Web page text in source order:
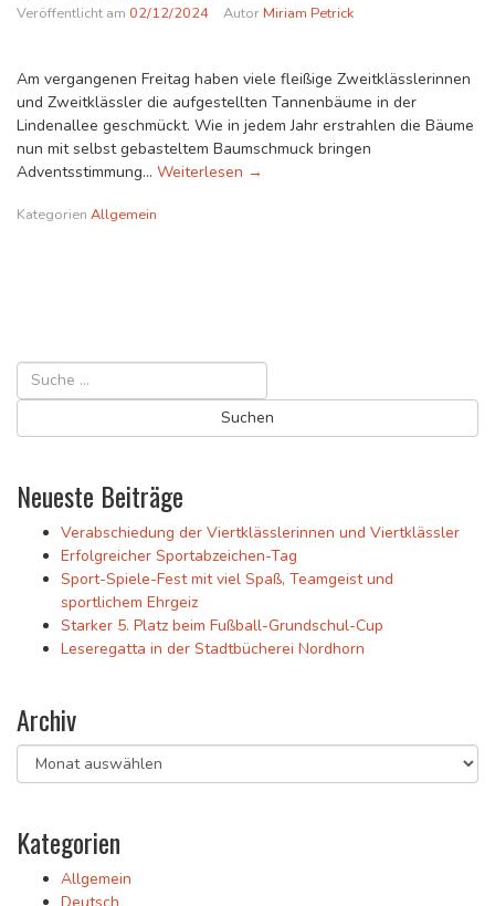
Veröffentlicht am 02/12/2024 AutorMiriam Petrick
Am vergangenen Freitag haben viele fleißige Zweitklässlerinnen
und Zweitklässler die aufgestellten Tannenbäume in der
Lindenallee geschmückt. Wie in jedem Jahr erstrahlen die Bäume
nun mit selbst gebasteltem Baumschmuck bringen
Adventsstimmung… Weiterlesen Traditionelles Baumschmücken
→
Kategorien Allgemein
Neueste Beiträge
Verabschiedung der Viertklässlerinnen und Viertklässler
Erfolgreicher Sportabzeichen-Tag
Sport-Spiele-Fest mit viel Spaß, Teamgeist und
sportlichem Ehrgeiz
Starker 5. Platz beim Fußball-Grundschul-Cup
Leseregatta in der Stadtbücherei Nordhorn
Archiv
Archiv
Kategorien
Allgemein